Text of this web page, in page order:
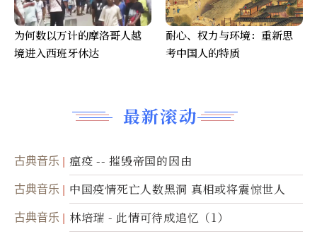
最新滚动
古典音乐 瘟疫 -- 摧毁帝国的因由
古典音乐 中国疫情死亡人数黑洞 真相或将震惊世人
古典音乐 林培瑞 - 此情可待成追忆（1）
为何数以万计的摩洛哥人越
境进入西班牙休达
耐心、权力与环境：重新思
考中国人的特质